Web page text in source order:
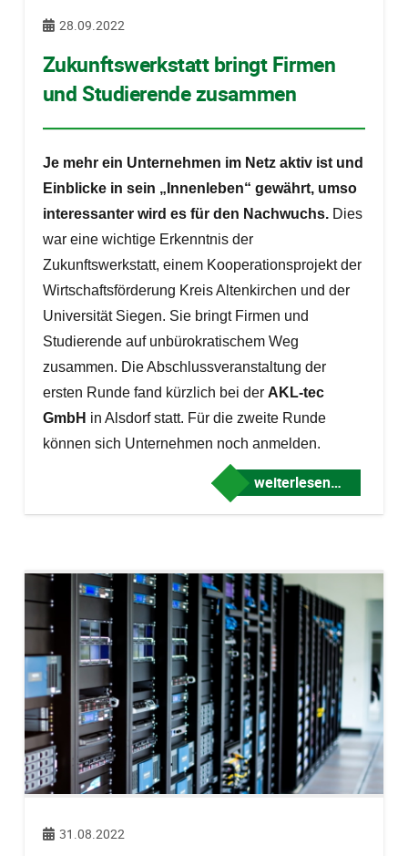
28.09.2022
Zukunftswerkstatt bringt Firmen
und Studierende zusammen
Je mehr ein Unternehmen im Netz aktiv ist und
Einblicke in sein „Innenleben“ gewährt, umso
interessanter wird es für den Nachwuchs.Dies
war eine wichtige Erkenntnis der
Zukunftswerkstatt, einem Kooperationsprojekt der
Wirtschaftsförderung Kreis Altenkirchen und der
Universität Siegen. Sie bringt Firmen und
Studierende auf unbürokratischem Weg
zusammen. Die Abschlussveranstaltung der
ersten Runde fand kürzlich bei der AKL-tec
GmbH in Alsdorfstatt. Für die zweite Runde
können sich Unternehmen noch anmelden.
weiterlesen…
31.08.2022